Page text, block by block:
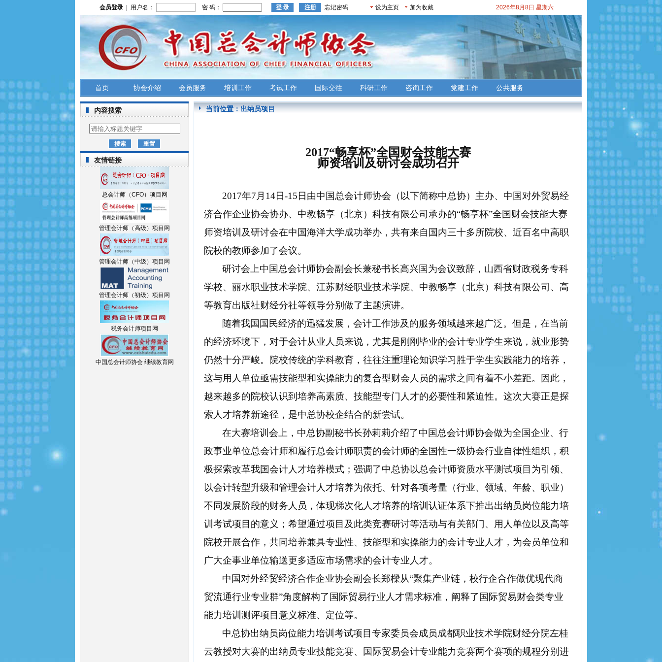
会员登录 | 用户名： 密 码： 忘记密码 设为主页 加为收藏 2026年8月8日 星期六
首页 协会介绍 会员服务 培训工作 考试工作 国际交往 科研工作 咨询工作 党建工作 公共服务
内容搜索
友情链接
总会计师（CFO）项目网
管理会计师（高级）项目网
管理会计师（中级）项目网
管理会计师（初级）项目网
税务会计师项目网
中国总会计师协会 继续教育网
当前位置：出纳员项目
2017“畅享杯”全国财会技能大赛
师资培训及研讨会成功召开
2017年7 月 14日-15 日由中国总会计师协会（以下简称中总协）主办、中国对外贸易经
济合作企业协会协办、中教畅享（北京）科技有限公司承办的“畅享杯”全国财会技能大赛
师资培训及研讨会在中国海洋大学成功举办，共有来自国内三十多所院校、近百名中高职
院校的教师参加了会议。
研讨会上中国总会计师协会副会长兼秘书长高兴国为会议致辞，山西省财政税务专科
学校、丽水职业技术学院、江苏财经职业技术学院、中教畅享（北京）科技有限公司、高
等教育出版社财经分社等领导分别做了主题演讲。
随着我国国民经济的迅猛发展，会计工作涉及的服务领域越来越广泛。但是，在当前
的经济环境下，对于会计从业人员来说，尤其是刚刚毕业的会计专业学生来说，就业形势
仍然十分严峻。院校传统的学科教育，往往注重理论知识学习胜于学生实践能力的培养，
这与用人单位亟需技能型和实操能力的复合型财会人员的需求之间有着不小差距。因此，
越来越多的院校认识到培养高素质、技能型专门人才的必要性和紧迫性。这次大赛正是探
索人才培养新途径，是中总协校企结合的新尝试。
在大赛培训会上，中总协副秘书长孙莉莉介绍了中国总会计师协会做为全国企业、行
政事业单位总会计师和履行总会计师职责的会计师的全国性一级协会行业自律性组织，积
极探索改革我国会计人才培养模式；强调了中总协以总会计师资质水平测试项目为引领、
以会计转型升级和管理会计人才培养为依托、针对各项考量（行业、领域、年龄、职业）
不同发展阶段的财务人员，体现梯次化人才培养的培训认证体系下推出出纳员岗位能力培
训考试项目的意义；希望通过项目及此类竞赛研讨等活动与有关部门、用人单位以及高等
院校开展合作，共同培养兼具专业性、技能型和实操能力的会计专业人才，为会员单位和
广大企事业单位输送更多适应市场需求的会计专业人才。
中国对外经贸经济合作企业协会副会长郑樑从“聚集产业链，校行企合作做优现代商
贸流通行业专业群”角度解构了国际贸易行业人才需求标准，阐释了国际贸易财会类专业
能力培训测评项目意义标准、定位等。
中总协出纳员岗位能力培训考试项目专家委员会成员成都职业技术学院财经分院左桂
云教授对大赛的出纳员专业技能竞赛、国际贸易会计专业能力竞赛两个赛项的规程分别进